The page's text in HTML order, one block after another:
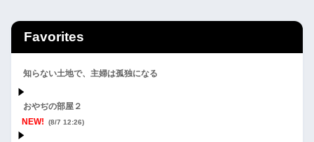
Favorites
知らない土地で、主婦は孤独になる
おやぢの部屋２
NEW!
(8/7 12:26)